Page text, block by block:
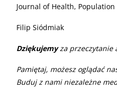
Journal of Health,
Filip Siódmiak
Dziękujemyza przeczytanie
Pamiętaj, możesz oglądać
Buduj z nami niezależne